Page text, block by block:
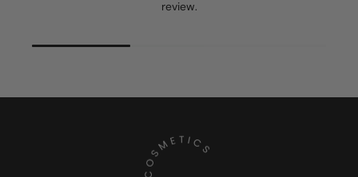
review.